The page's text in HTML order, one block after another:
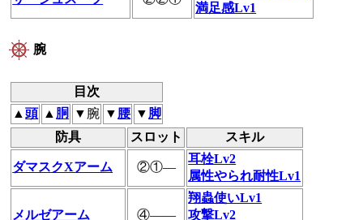
満足感Lv1
腕
目次
▲頭 ▲ 胴 ▼腕 ▼ 腰 ▼ 脚
防具
スロット スキル
ダマスクXアーム ②①―
耳栓Lv2
属性やられ耐性Lv1
メルゼアーム ④――
翔蟲使いLv1
攻撃Lv2